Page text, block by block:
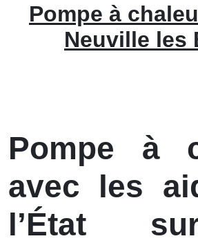
Pompe à
Neuville les
Pompe à
avec les
l’État